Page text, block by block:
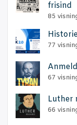
frisind
85
77
67
Lut­her
66